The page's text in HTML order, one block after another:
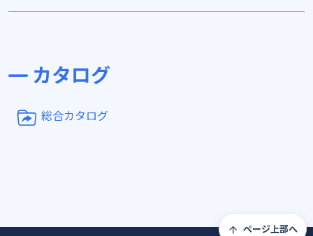
カタログ
総合カタログ
ページ上部へ